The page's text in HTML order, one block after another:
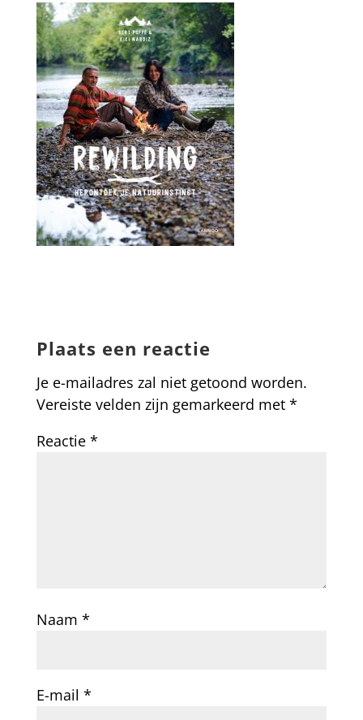
Plaats een reactie
Je e-mailadres zal niet getoond worden.
Vereiste velden zijn gemarkeerd met *
Reactie *
Naam *
E-mail *